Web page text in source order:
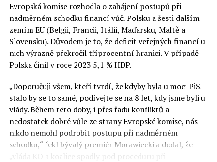
Evropská komise rozhodla o zahájení postupů při
nadměrném schodku financí vůči Polsku a šesti dalším
zemím EU (Belgii, Francii, Itálii, Maďarsku, Maltě a
Slovensku). Důvodem je to, že deficit veřejných financí u
nich výrazně překročil tříprocentní hranici. V případě
Polska činil v roce 2023 5,1 % HDP.
„Doporučuji všem, kteří tvrdí, že kdyby byla u moci PiS,
stalo by se to samé, podívejte se na 8 let, kdy jsme byli u
vlády. Během této doby, i přes řadu konfliktů a
nedostatek dobré vůle ze strany Evropské komise, nás
nikdo nemohl podrobit postupu při nadměrném
schodku,“ řekl bývalý premiér Morawiecki a dodal, že
„vláda KO a koalice spadly pod proceduru při